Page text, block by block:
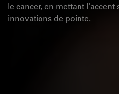
le cancer, en mettant l'accent
innovations de pointe.